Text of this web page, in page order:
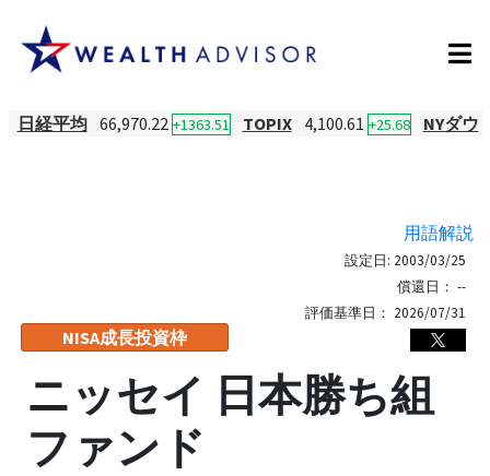
日経平均 66,970.22 +1363.51 TOPIX 4,100.61 +25.68 NYダウ
用語解説
NISA成長投資枠
設定日: 2003/03/25
償還日： --
評価基準日： 2026/07/31
ニッセイ 日本勝ち組
ファンド